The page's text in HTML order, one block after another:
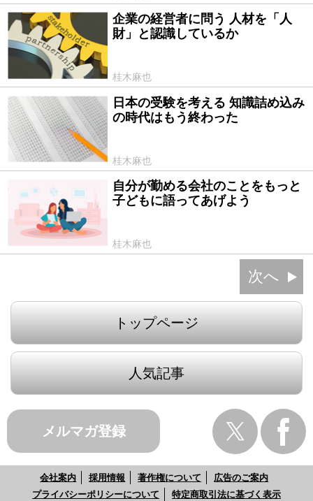
2022/02/19
企業の経営者に問う 人材を「人
財」と認識しているか
桂木麻也
2022/02/03
日本の受験を考える 知識詰め込み
の時代はもう終わった
桂木麻也
2021/12/08
自分が勤める会社のことをもっと
子どもに語ってあげよう
桂木麻也
次へ
トップページ
人気記事
メルマガ登録
会社案内 採用情報 著作権について
広告のご案内
プライバシーポリシーについて
特定商取引法に基づく表示